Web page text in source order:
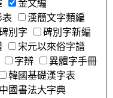
金文編
表
漢簡文字類編
別字
碑別字新編
宋元以來俗字譜
字辨
異體字手冊
韓國基礎漢字表
中國書法大字典